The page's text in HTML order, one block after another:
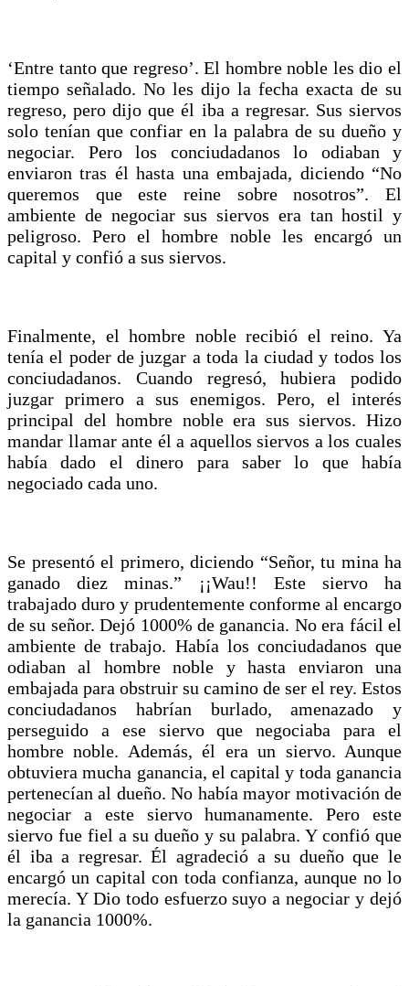
‘Entre tanto que regreso’. El hombre noble les dio el
tiempo señalado. No les dijo la fecha exacta de su
regreso, pero dijo que él iba a regresar. Sus siervos
solo tenían que confiar en la palabra de su dueño y
negociar. Pero los conciudadanos lo odiaban y
enviaron tras él hasta una embajada, diciendo “No
queremos que este reine sobre nosotros”. El
ambiente de negociar sus siervos era tan hostil y
peligroso. Pero el hombre noble les encargó un
capital y confió a sus siervos.
Finalmente, el hombre noble recibió el reino. Ya
tenía el poder de juzgar a toda la ciudad y todos los
conciudadanos. Cuando regresó, hubiera podido
juzgar primero a sus enemigos. Pero, el interés
principal del hombre noble era sus siervos. Hizo
mandar llamar ante él a aquellos siervos a los cuales
había dado el dinero para saber lo que había
negociado cada uno.
Se presentó el primero, diciendo “Señor, tu mina ha
ganado diez minas.” ¡¡Wau!! Este siervo ha
trabajado duro y prudentemente conforme al encargo
de su señor. Dejó 1000% de ganancia. No era fácil el
ambiente de trabajo. Había los conciudadanos que
odiaban al hombre noble y hasta enviaron una
embajada para obstruir su camino de ser el rey. Estos
conciudadanos habrían burlado, amenazado y
perseguido a ese siervo que negociaba para el
hombre noble. Además, él era un siervo. Aunque
obtuviera mucha ganancia, el capital y toda ganancia
pertenecían al dueño. No había mayor motivación de
negociar a este siervo humanamente. Pero este
siervo fue fiel a su dueño y su palabra. Y confió que
él iba a regresar. Él agradeció a su dueño que le
encargó un capital con toda confianza, aunque no lo
merecía. Y Dio todo esfuerzo suyo a negociar y dejó
la ganancia 1000%.